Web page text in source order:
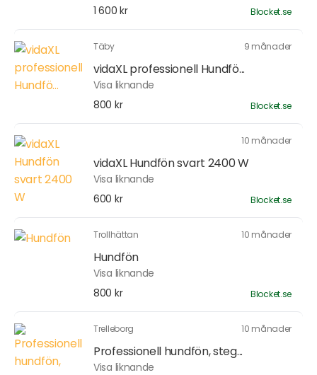
1 600 kr
Blocket.se
Täby 9 månader
vidaXL professionell Hundfö...
Visa liknande
800 kr
Blocket.se
10 månader
vidaXL Hundfön svart 2400 W
Visa liknande
600 kr
Blocket.se
Trollhättan 10 månader
Hundfön
Visa liknande
800 kr
Blocket.se
Trelleborg 10 månader
Professionell hundfön, steg...
Visa liknande